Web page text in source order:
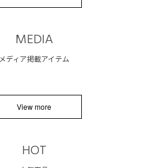
MEDIA
メディア掲載アイテム
View more
HOT